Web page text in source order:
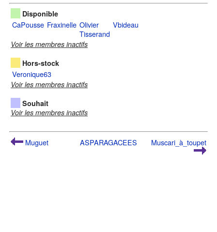
Disponible
CaPousse Fraxinelle Olivier
Tisserand
Vbideau
Voir les membres inactifs
Hors-stock
Veronique63
Voir les membres inactifs
Souhait
Voir les membres inactifs
Muguet ASPARAGACEES Muscari_à_toupet